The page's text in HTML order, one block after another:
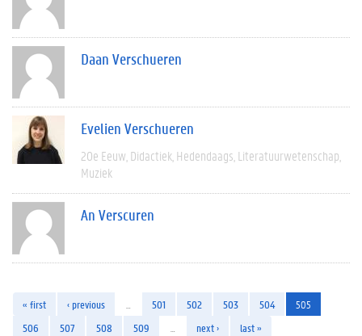
Daan Verschueren
Evelien Verschueren
20e Eeuw Didactiek Hedendaags Literatuurwetenschap
Muziek
An Verscuren
« first ‹ previous 501 502 503 504
505
506
507 508 509 next › last »